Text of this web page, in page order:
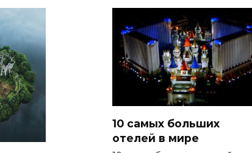
10 самых больших
отелей в мире